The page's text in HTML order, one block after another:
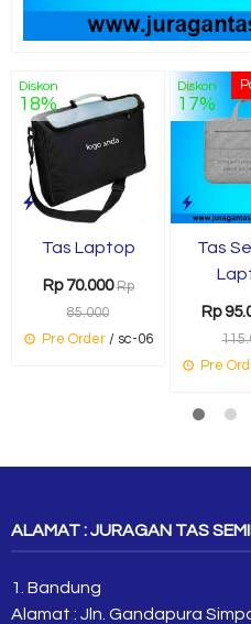
Diskon
18%
Tas Laptop
Rp 70.000 Rp
85.000
Pre Order/ sc-06
Diskon
17%
Tas
Rp
Pre
ALAMAT : JURAGAN TAS
1. Bandung
Alamat : Jln. Gandapura